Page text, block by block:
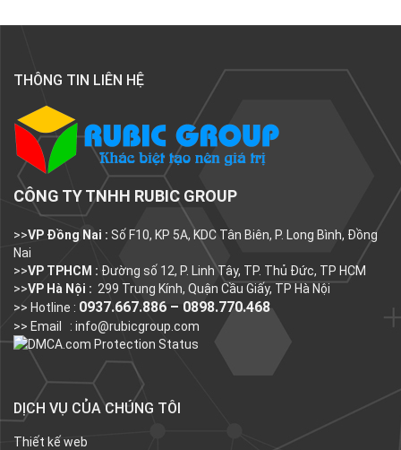
THÔNG TIN LIÊN HỆ
CÔNG TY TNHH RUBIC GROUP
>>VP Đồng Nai : Số F10, KP 5A, KDC Tân Biên, P. Long Bình, Đồng
Nai
>>VP TPHCM : Đường số 12, P. Linh Tây, TP. Thủ Đức, TP HCM
>>VP Hà Nội : 299 Trung Kính, Quận Cầu Giấy, TP Hà Nội
>> Hotline : 0937.667.886 – 0898.770.468
>> Email : info@rubicgroup.com
DỊCH VỤ CỦA CHÚNG TÔI
Thiết kế web